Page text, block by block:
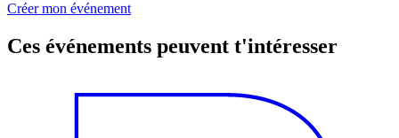
Créer mon événement
Ces événements peuvent t'intéresser